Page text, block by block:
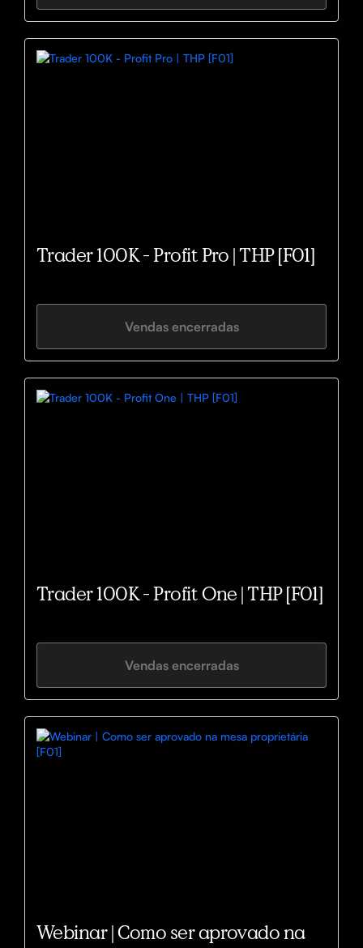
Trader 100K - Profit Pro | THP [F01]
Vendas encerradas
Trader 100K - Profit One | THP [F01]
Vendas encerradas
Webinar | Como ser aprovado na